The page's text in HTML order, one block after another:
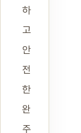
하
고
안
전
한
완
주